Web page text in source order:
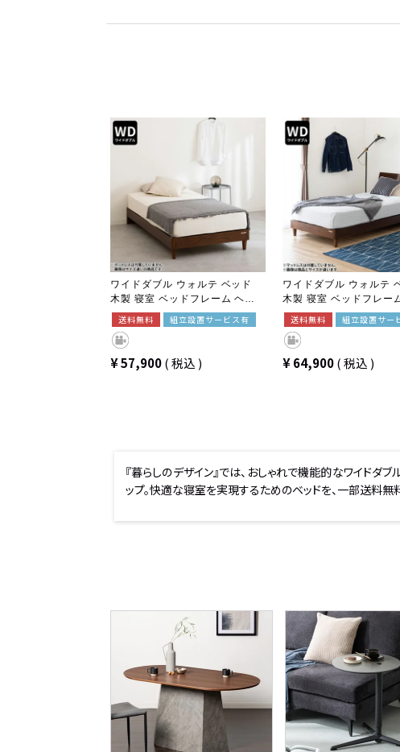
ワイドダブル ウォルテ ベッド
木製 寝室 ベッドフレーム ヘッ
ドレスタイプ 引き出しなし ナチ
ュラル ブラウン
送料無料 組立設置サービス有
¥57,900 税込
ワイドダブル ウォルテ
木製 寝室 ベッドフレー
ットタイプ 引き出しなし
ラル ブラウン
送料無料 組立設置サー
¥64,900 税込
『暮らしのデザイン』では、おしゃれで機能的なワイドダ
ップ。快適な寝室を実現するためのベッドを、一部送料無